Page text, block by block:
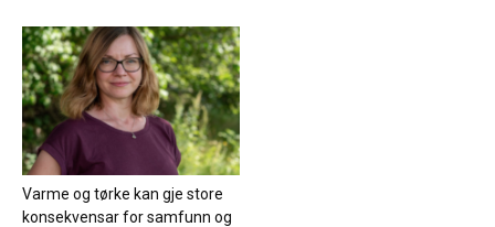
Varme og tørke kan gje store
konsekvensar for samfunn og